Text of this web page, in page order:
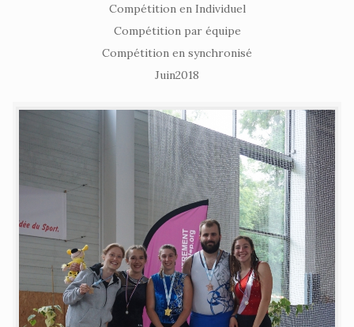
Compétition en Individuel
Compétition par équipe
Compétition en synchronisé
Juin2018